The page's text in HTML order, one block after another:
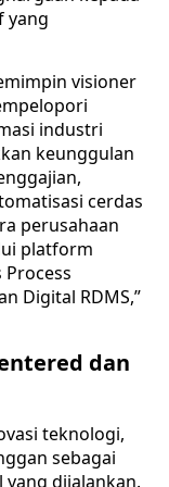
yang
visioner
industri
keunggulan
cerdas
perusahaan
platform
Digital RDMS,”
dan
teknologi,
sebagai
dijalankan.